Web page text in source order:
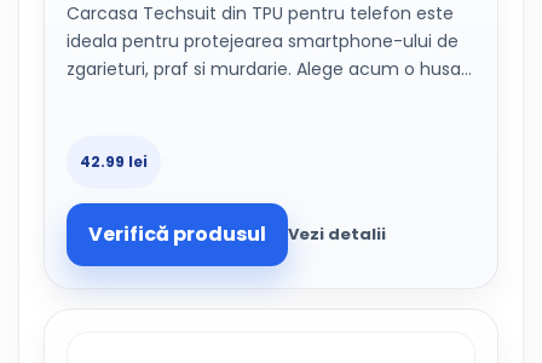
Carcasa Techsuit din TPU pentru telefon este
ideala pentru protejearea smartphone-ului de
zgarieturi, praf si murdarie. Alege acum o husa…
42.99 lei
Verifică produsul Vezi detalii